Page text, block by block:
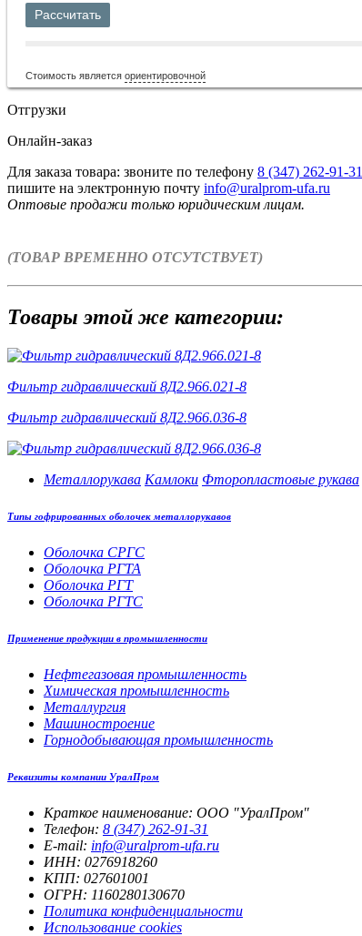
Рассчитать
Стоимость является ориентировочной
Отгрузки
Онлайн-заказ
Для заказа товара: звоните по телефону 8 (347) 262‑91‑31
пишите на электронную почту info@uralprom-ufa.ru
Оптовые продажи только юридическим лицам.
(ТОВАР ВРЕМЕННО ОТСУТСТВУЕТ)
Товары этой же категории:
Фильтр гидравлический 8Д2.966.021-8
Фильтр гидравлический 8Д2.966.036-8
Металлорукава Камлоки Фторопластовые рукава
Типы гофрированных оболочек металлорукавов
Оболочка СРГС
Оболочка РГТА
Оболочка РГТ
Оболочка РГТС
Применение продукции в промышленности
Нефтегазовая промышленность
Химическая промышленность
Металлургия
Машиностроение
Горнодобывающая промышленность
Реквизиты компании УралПром
Краткое наименование: ООО "УралПром"
Телефон: 8 (347) 262‑91‑31
E-mail: info@uralprom-ufa.ru
ИНН: 0276918260
КПП: 027601001
ОГРН: 1160280130670
Политика конфиденциальности
Использование cookies